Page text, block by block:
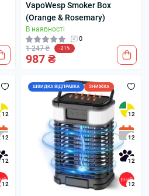
VapoWesp Smoker Box
(Orange & Rosemary)
В наявності
0
1 247 ₴ -21%
987 ₴
12
12
12
12
ШВИДКА ВІДПРАВКА ЗНИЖКА
12
12
12
12